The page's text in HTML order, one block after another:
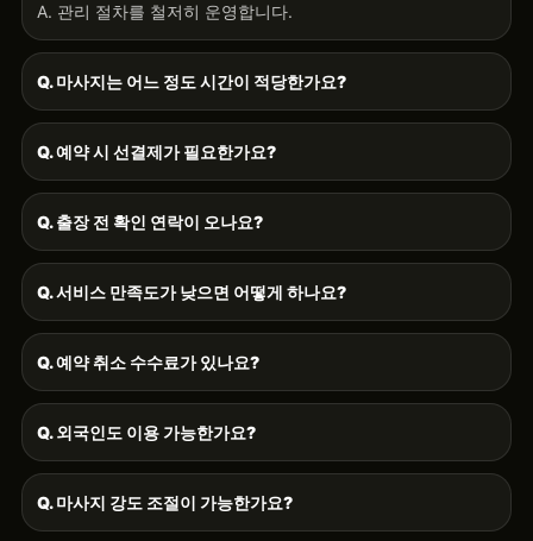
A. 관리 절차를 철저히 운영합니다.
Q. 마사지는 어느 정도 시간이 적당한가요?
Q. 예약 시 선결제가 필요한가요?
Q. 출장 전 확인 연락이 오나요?
Q. 서비스 만족도가 낮으면 어떻게 하나요?
Q. 예약 취소 수수료가 있나요?
Q. 외국인도 이용 가능한가요?
Q. 마사지 강도 조절이 가능한가요?